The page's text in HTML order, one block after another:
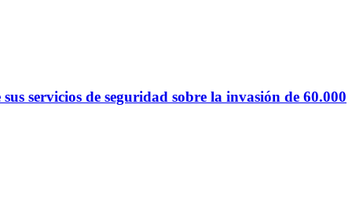
servicios de seguridad sobre la invasión de 60.000